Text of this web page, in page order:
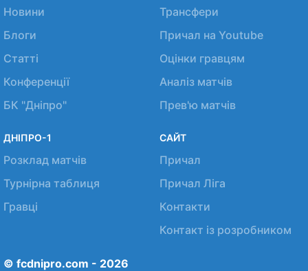
Новини
Блоги
Статті
Конференції
БК "Дніпро"
Трансфери
Причал на Youtube
Оцінки гравцям
Аналіз матчів
Прев'ю матчів
ДНІПРО-1
Розклад матчів
Турнірна таблиця
Гравці
САЙТ
Причал
Причал Ліга
Контакти
Контакт із розробником
© fcdnipro.com - 2026